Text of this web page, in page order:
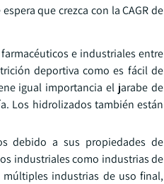
que crezca con la CAGR de
e industriales entre
deportiva como es fácil de
igual importancia el jarabe de
Los hidrolizados también están
debido a sus propiedades de
industriales como industrias de
industrias de uso final,